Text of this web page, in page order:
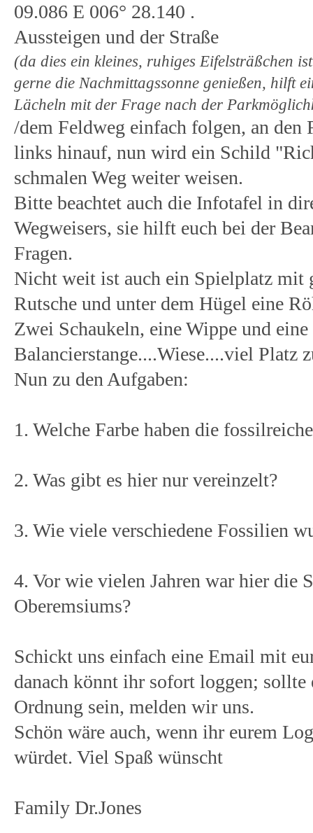
09.086 E 006° 28.140 .
Aussteigen und der Straße
(da dies ein kleines, ruhiges Eifelsträßchen
gerne die Nachmittagssonne genießen, hilft
Lächeln mit der Frage nach der
/dem Feldweg einfach folgen, an den
links hinauf, nun wird ein Schild
schmalen Weg weiter weisen.
Bitte beachtet auch die Infotafel in
Wegweisers, sie hilft euch bei der
Fragen.
Nicht weit ist auch ein Spielplatz mit
Rutsche und unter dem Hügel eine
Zwei Schaukeln, eine Wippe und eine
Balancierstange....Wiese....viel Platz
Nun zu den Aufgaben:
1. Welche Farbe haben die
2. Was gibt es hier nur vereinzelt?
3. Wie viele verschiedene Fossilien
4. Vor wie vielen Jahren war hier die
Oberemsiums?
Schickt uns einfach eine Email mit
danach könnt ihr sofort loggen; sollte
Ordnung sein, melden wir uns.
Schön wäre auch, wenn ihr eurem
würdet. Viel Spaß wünscht
Family Dr.Jones